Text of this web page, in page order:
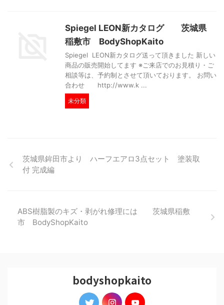
Spiegel LEON新カタログ 茨城県
稲敷市 BodyShopKaito
Spiegel LEON新カタログ送って頂きました 新しい
商品の販売開始してます ※ご来店でのお見積り・ご
相談等は、予約制とさせて頂いております。 お問い
合わせ http://www.k ...
未分類
茨城県鉾田市より ハーフエアロ3点セット 塗装取
付 完成編
ABS樹脂製のキズ・剥がれ修理には 茨城県稲敷
市 BodyShopKaito
bodyshopkaito